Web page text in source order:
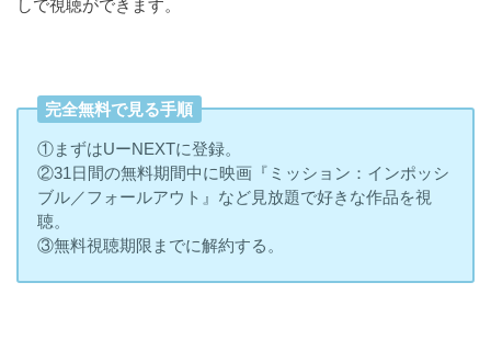
しで視聴ができます。
完全無料で見る手順
①まずはUーNEXTに登録。
②31日間の無料期間中に映画『ミッション：インポッシ
ブル／フォールアウト』など見放題で好きな作品を視
聴。
③無料視聴期限までに解約する。